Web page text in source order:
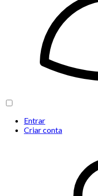
Entrar
Criar conta